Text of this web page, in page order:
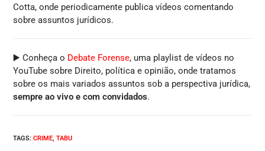
Cotta, onde periodicamente publica vídeos comentando
sobre assuntos jurídicos.
▶️ Conheça o Debate Forense, uma playlist de vídeos no
YouTube sobre Direito, política e opinião, onde tratamos
sobre os mais variados assuntos sob a perspectiva jurídica,
sempre ao vivo e com convidados.
TAGS:CRIME, TABU